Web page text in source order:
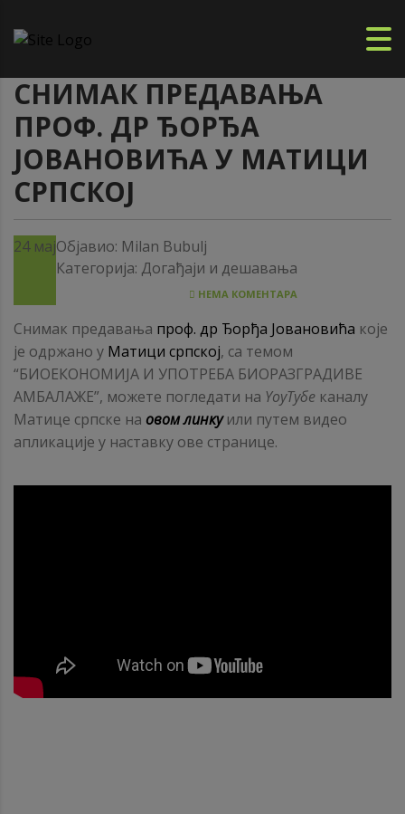
СНИМАК ПРЕДАВАЊА
ПРОФ. ДР ЂОРЂА
ЈОВАНОВИЋА У МАТИЦИ
СРПСКОЈ
24 мајОбјавио: Milan Bubulj
Категорија: Догађаји и дешавања
НЕМА КОМЕНТАРА
Снимак предавања проф. др Ђорђа Јовановића које
је одржано у Матици српској, са темом
“БИОЕКОНОМИЈА И УПОТРЕБА БИОРАЗГРАДИВЕ
АМБАЛАЖЕ”, можете погледати на YоуТубе каналу
Матице српске на овом линкуили путем видео
апликације у наставку ове странице.